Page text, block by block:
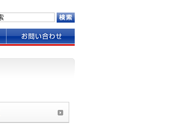
問